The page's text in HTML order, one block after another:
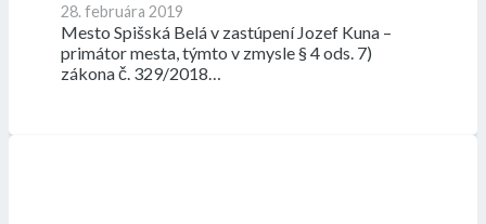
28. februára 2019
Mesto Spišská Belá v zastúpení Jozef Kuna –
primátor mesta, týmto v zmysle § 4 ods. 7)
zákona č. 329/2018…